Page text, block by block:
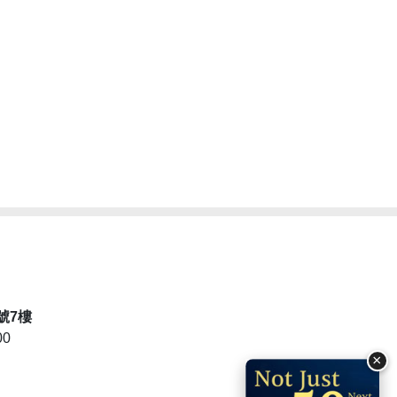
×
7樓